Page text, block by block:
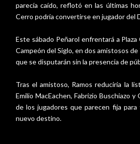
parecía caído, reflotó en las últimas
Cerro podría convertirse en jugador del
Este sábado Peñarol enfrentará a
Campeón del Siglo, en dos amistosos de
que se disputarán sin la presencia de
Tras el amistoso, Ramos reduciría la
Emilio MacEachen, Fabrizio Buschiazo
de los jugadores que parecen fija
nuevo destino.